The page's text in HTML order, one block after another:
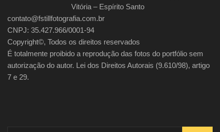
Vitória – Espírito Santo
contato@fstillfotografia.com.br
CNPJ: 35.427.966/0001-94
Copyright©, Todos os direitos reservados
É totalmente proibido a reprodução das fotos do portfólio sem
autorização do autor. Lei dos Direitos Autorais (9.610/98), artigo
7 e 29.